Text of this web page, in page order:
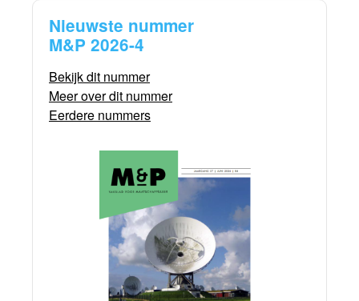
Nieuwste nummer
M&P 2026-4
Bekijk dit nummer
Meer over dit nummer
Eerdere nummers